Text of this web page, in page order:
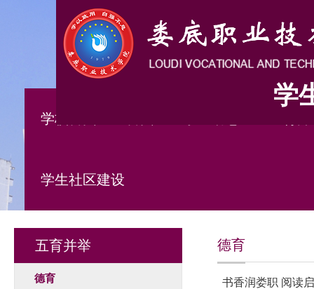
学
学校首页
学生社区建设
五育并举
德育
德育
书香润娄职 阅读